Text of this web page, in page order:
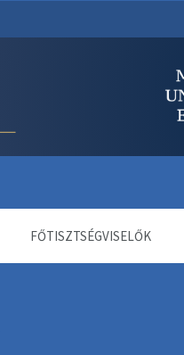
FŐTISZTSÉGVISELŐK